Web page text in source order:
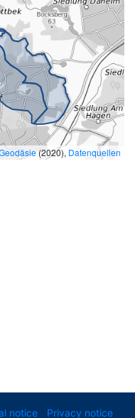
(2020), Datenquellen
notice Privacy notice